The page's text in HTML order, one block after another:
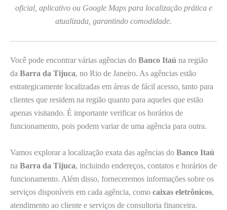
oficial, aplicativo ou Google Maps para localização prática e
atualizada, garantindo comodidade.
Você pode encontrar várias agências do Banco Itaú na região
da Barra da Tijuca, no Rio de Janeiro. As agências estão
estrategicamente localizadas em áreas de fácil acesso, tanto para
clientes que residem na região quanto para aqueles que estão
apenas visitando. É importante verificar os horários de
funcionamento, pois podem variar de uma agência para outra.
Vamos explorar a localização exata das agências do Banco Itaú
na Barra da Tijuca, incluindo endereços, contatos e horários de
funcionamento. Além disso, forneceremos informações sobre os
serviços disponíveis em cada agência, como caixas eletrônicos,
atendimento ao cliente e serviços de consultoria financeira.